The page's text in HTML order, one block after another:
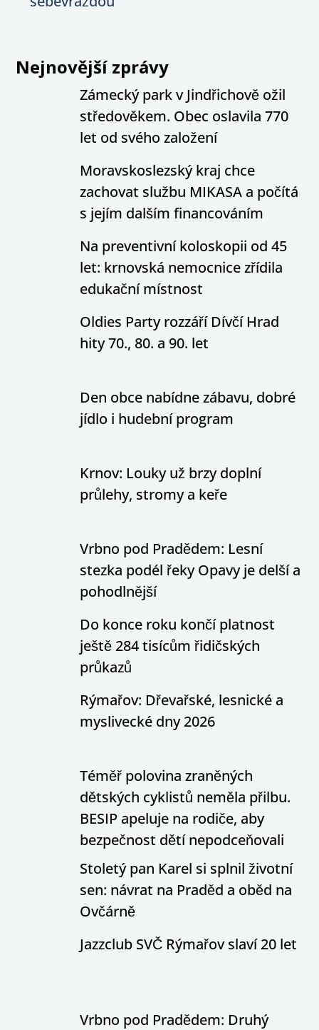
Nejnovější zprávy
Zámecký park v Jindřichově ožil
středověkem. Obec oslavila 770
let od svého založení
Moravskoslezský kraj chce
zachovat službu MIKASA a počítá
s jejím dalším financováním
Na preventivní koloskopii od 45
let: krnovská nemocnice zřídila
edukační místnost
Oldies Party rozzáří Dívčí Hrad
hity 70., 80. a 90. let
Den obce nabídne zábavu, dobré
jídlo i hudební program
Krnov: Louky už brzy doplní
průlehy, stromy a keře
Vrbno pod Pradědem: Lesní
stezka podél řeky Opavy je delší a
pohodlnější
Do konce roku končí platnost
ještě 284 tisícům řidičských
průkazů
Rýmařov: Dřevařské, lesnické a
myslivecké dny 2026
Téměř polovina zraněných
dětských cyklistů neměla přilbu.
BESIP apeluje na rodiče, aby
bezpečnost dětí nepodceňovali
Stoletý pan Karel si splnil životní
sen: návrat na Praděd a oběd na
Ovčárně
Jazzclub SVČ Rýmařov slaví 20 let
Vrbno pod Pradědem: Druhý